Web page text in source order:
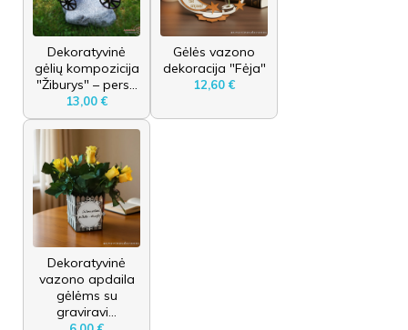
Dekoratyvinė
gėlių kompozicija
"Žiburys" – pers...
13,00 €
Gėlės vazono
dekoracija "Fėja"
12,60 €
Dekoratyvinė
vazono apdaila
gėlėms su
graviravi...